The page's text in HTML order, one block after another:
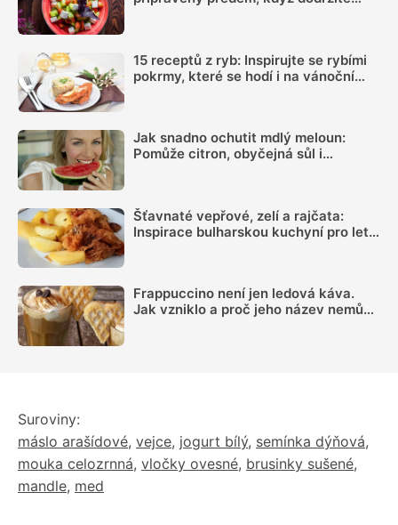
15 receptů z ryb: Inspirujte se rybími
pokrmy, které se hodí i na vánoční
Jak snadno ochutit mdlý meloun:
Pomůže citron, obyčejná sůl i
Šťavnaté vepřové, zelí a rajčata:
Inspirace bulharskou kuchyní pro letní
Frappuccino není jen ledová káva.
Jak vzniklo a proč jeho název nemůže
Suroviny:
máslo arašídové, vejce, jogurt bílý, semínka dýňová,
mouka celozrnná, vločky ovesné, brusinky sušené,
mandle, med